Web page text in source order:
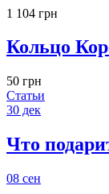
1 104 грн
Кольцо
50 грн
Статьи
30 дек
Что
08 сен